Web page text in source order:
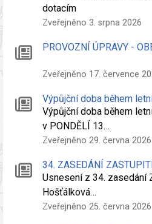
dotacím
Zveřejněno 3. srpna 2026
PROVOZNÍ ÚPRAVY -
Zveřejněno 17. července
Výpůjční doba během
Výpůjční doba během
v PONDĚLÍ 13…
Zveřejněno 29. června 2026
34. ZASEDÁNÍ
Usnesení z 34. zasedání
Hošťálková…
Zveřejněno 25. června 2026